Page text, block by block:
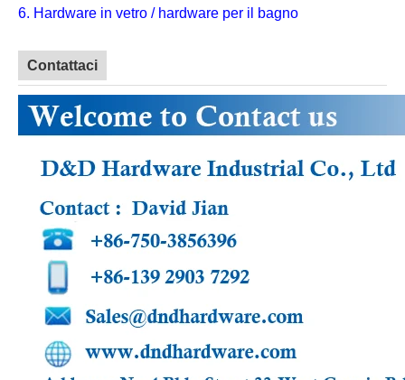
6. Hardware in vetro / hardware per il bagno
Contattaci